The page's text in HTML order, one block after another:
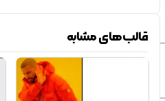
قالب‌های مشابه